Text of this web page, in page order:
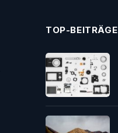
TOP-BEITRÄGE